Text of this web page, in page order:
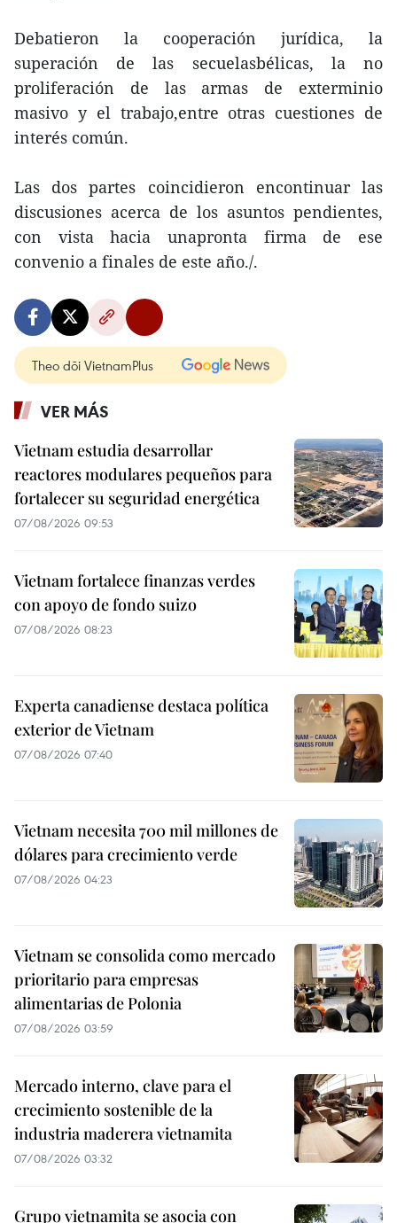
Debatieron la cooperación jurídica, la
superación de las secuelasbélicas, la no
proliferación de las armas de exterminio
masivo y el trabajo,entre otras cuestiones de
interés común.
Las dos partes coincidieron encontinuar las
discusiones acerca de los asuntos pendientes,
con vista hacia unapronta firma de ese
convenio a finales de este año./.
Theo dõi VietnamPlus
VER MÁS
Vietnam estudia desarrollar
reactores modulares pequeños para
fortalecer su seguridad energética
07/08/2026 09:53
Vietnam fortalece finanzas verdes
con apoyo de fondo suizo
07/08/2026 08:23
Experta canadiense destaca política
exterior de Vietnam
07/08/2026 07:40
Vietnam necesita 700 mil millones de
dólares para crecimiento verde
07/08/2026 04:23
Vietnam se consolida como mercado
prioritario para empresas
alimentarias de Polonia
07/08/2026 03:59
Mercado interno, clave para el
crecimiento sostenible de la
industria maderera vietnamita
07/08/2026 03:32
Grupo vietnamita se asocia con